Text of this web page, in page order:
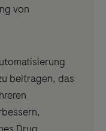
von
beitragen, das